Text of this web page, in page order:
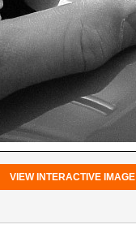
VIEW INTERACTIVE IMAGE